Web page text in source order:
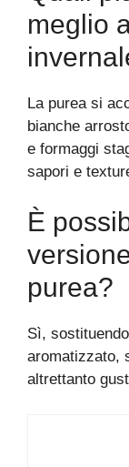
meglio
La purea si
bianche
e formaggi
sapori e
È
purea?
Sì,
aromatizzato,
altrettanto